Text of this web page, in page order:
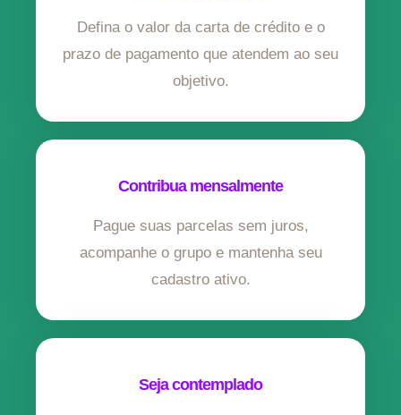
Defina o valor da carta de crédito e o
prazo de pagamento que atendem ao seu
objetivo.
Contribua mensalmente
Pague suas parcelas sem juros,
acompanhe o grupo e mantenha seu
cadastro ativo.
Seja contemplado